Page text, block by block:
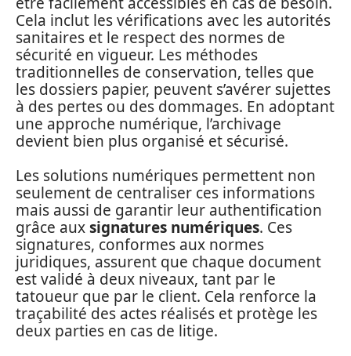
Cela inclut les vérifications avec les autorités
sanitaires et le respect des normes de
sécurité en vigueur. Les méthodes
traditionnelles de conservation, telles que
les dossiers papier, peuvent s’avérer sujettes
à des pertes ou des dommages. En adoptant
une approche numérique, l’archivage
devient bien plus organisé et sécurisé.
Les solutions numériques permettent non
seulement de centraliser ces informations
mais aussi de garantir leur authentification
grâce auxsignatures numériques. Ces
signatures, conformes aux normes
juridiques, assurent que chaque document
est validé à deux niveaux, tant par le
tatoueur que par le client. Cela renforce la
traçabilité des actes réalisés et protège les
deux parties en cas de litige.